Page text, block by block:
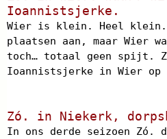
Ioannistsjerke.
Wier is klein. Heel klein.
plaatsen aan, maar Wier
toch… totaal geen spijt.
Ioannistsjerke in Wier op
Zó. in Niekerk,
In ons derde seizoen Zó.